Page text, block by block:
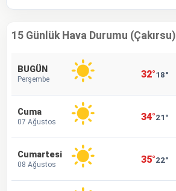
15 Günlük Hava Durumu (Çakırsu)
BUGÜN
Perşembe 32°18°
Cuma
07 Ağustos 34°21°
Cumartesi
08 Ağustos 35°22°